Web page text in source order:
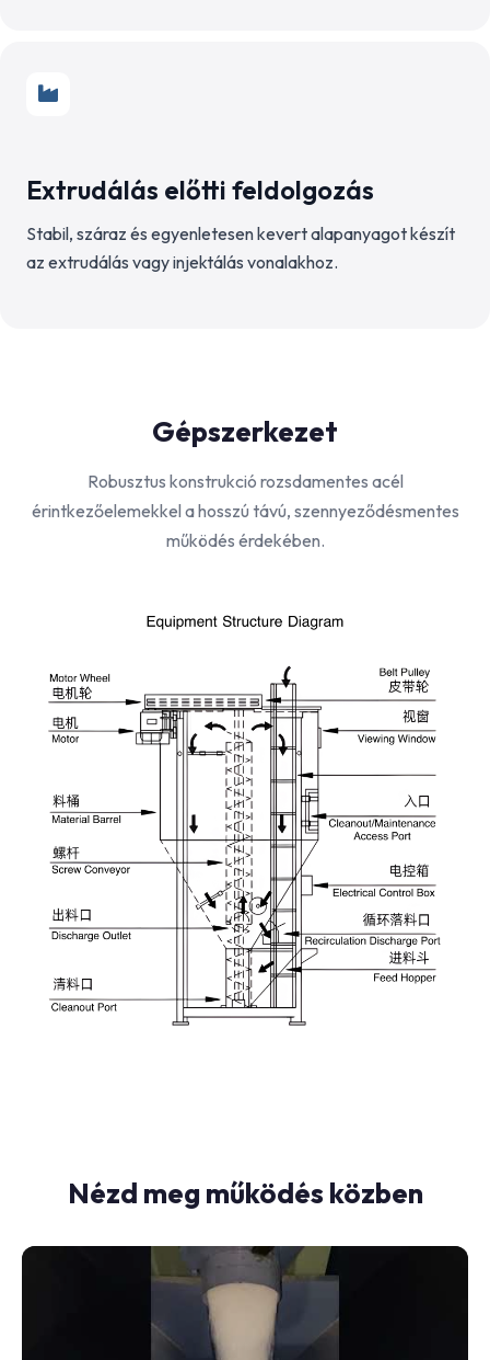
Extrudálás előtti feldolgozás
Stabil, száraz és egyenletesen kevert alapanyagot készít
az extrudálás vagy injektálás vonalakhoz.
Gépszerkezet
Robusztus konstrukció rozsdamentes acél
érintkezőelemekkel a hosszú távú, szennyeződésmentes
működés érdekében.
Nézd meg működés közben